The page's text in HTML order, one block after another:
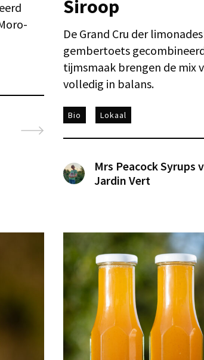
Siroop
De Grand Cru der
gembertoets
tijmsmaak brengen de mix
volledig in balans.
Bio Lokaal
Mrs Peacock Syrups
Jardin Vert